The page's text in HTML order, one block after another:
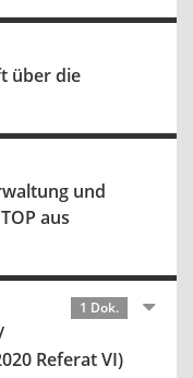
über die
und
aus
1 Dok.
Referat VI)